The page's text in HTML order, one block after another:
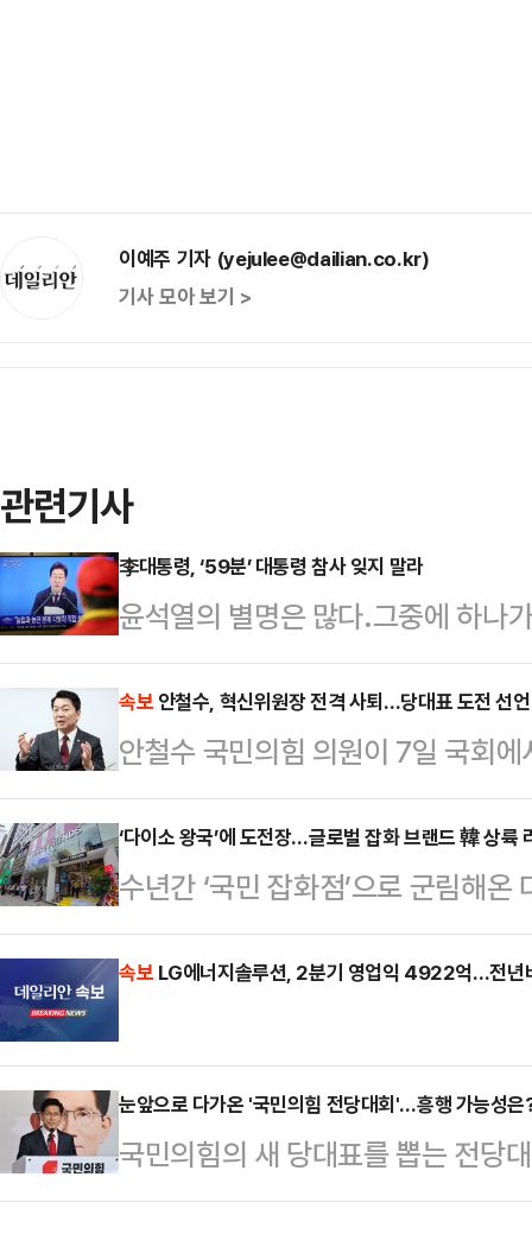
이예주 기자 (yejulee@dailian.co.kr)
기사 모아 보기 >
관련기사
李대통령, ‘59분’ 대통령 참사 잊지 말라
윤석열의 별명은 많다.그중에 하나
던 이동훈(55, 전 조선일보 논설위
그만두고 나와서 한 폭로다. 위대한
야. 나는 하늘이 낸 사람이야’라고
다. 깨알 지식을 자랑한다. 다른 사
‘나를 가르치려 드냐?’며 화부터
에는 잘린(국민의힘 입당 의견 차
…
속보 안철수, 혁신위원장 전격 사퇴…당대표 도전 선언
안철수 국민의힘 의원이 7일 국회
거부한다"고 말하며 혁신위원장직
에 출마하겠다. 국민의힘 혁신 당
‘다이소 왕국’에 도전장…글로벌 잡화 브랜드 韓 상륙
수년간 ‘국민 잡화점’으로 군림해
면했다. 중국의 미니소·요요소에
랜드 ‘쓰리피’까지 한국 진출에 나
으로 한 중국계 유통공룡들이 온·
속도를 내고 있다. 이제는 온라인뿐
출하면서 국내 업체들의 입지가 좁
는 일본 다이소가 …
속보 LG에너지솔루션, 2분기 영업익 4922억…전
눈앞으로 다가온 '국민의힘 전당대회'…흥행 가능성은
국민의힘의 새 당대표를 뽑는 전당
당권 주자들이 하나 둘씩 수면 위로